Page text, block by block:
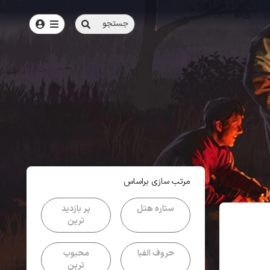
جستجو
مرتب سازی براساس
ستاره هتل
پر بازدید
ترین
حروف الفبا
محبوب
ترین